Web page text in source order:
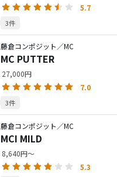
5.7
3件
藤倉コンポジット／MC
MC PUTTER
27,000円
7.0
3件
藤倉コンポジット／MC
MCI MILD
8,640円～
5.3